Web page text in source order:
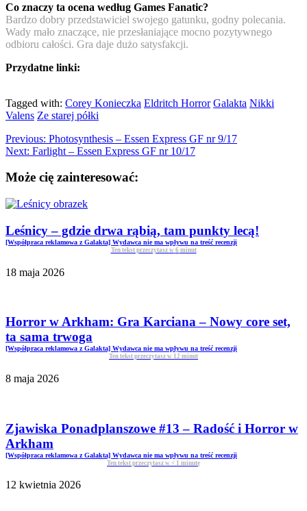
Co znaczy ta ocena według Games Fanatic?
Bardzo dobry przedstawiciel swojego gatunku, godny polecania.
Wady mało znaczące, nie przesłaniające mocno pozytywnego
odbioru całości. Gra daje dużo satysfakcji.
Przydatne linki:
Tagged with: Corey Konieczka Eldritch Horror Galakta Nikki
Valens Ze starej półki
Previous: Photosynthesis – Essen Express GF nr 9/17
Next: Farlight – Essen Express GF nr 10/17
Może cię zainteresować:
Leśnicy – gdzie drwa rąbią, tam punkty lecą!
[Współpraca reklamowa z Galakta] Wydawca nie ma wpływu na treść recenzji
Ten tekst przeczytasz w 6 minut
18 maja 2026
Horror w Arkham: Gra Karciana – Nowy core set,
ta sama trwoga
[Współpraca reklamowa z Galakta] Wydawca nie ma wpływu na treść recenzji
Ten tekst przeczytasz w 12 minut
8 maja 2026
Zjawiska Ponadplanszowe #13 – Radość i Horror w
Arkham
[Współpraca reklamowa z Galakta] Wydawca nie ma wpływu na treść recenzji
Ten tekst przeczytasz w < 1 minutę
12 kwietnia 2026